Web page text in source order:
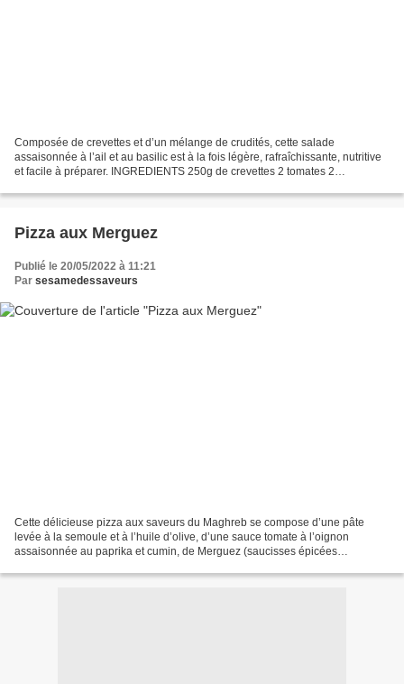
Composée de crevettes et d’un mélange de crudités, cette salade
assaisonnée à l’ail et au basilic est à la fois légère, rafraîchissante, nutritive
et facile à préparer. INGREDIENTS 250g de crevettes 2 tomates 2
Pizza aux Merguez
Publié le 20/05/2022 à 11:21
Par sesamedessaveurs
Cette délicieuse pizza aux saveurs du Maghreb se compose d’une pâte
levée à la semoule et à l’huile d’olive, d’une sauce tomate à l’oignon
assaisonnée au paprika et cumin, de Merguez (saucisses épicées